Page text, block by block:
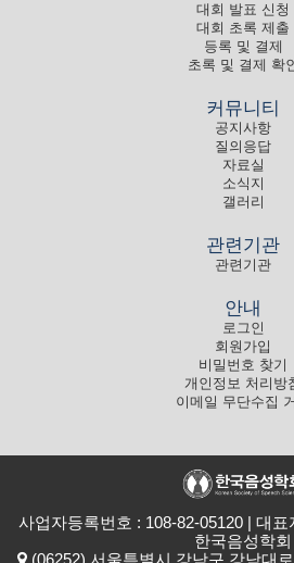
대회 발표 신청
대회 초록 제출
등록 및 결제
초록 및 결제 확
커뮤니티
공지사항
질의응답
자료실
소식지
갤러리
관련기관
관련기관
안내
로그인
회원가입
비밀번호 찾기
개인정보 처리방
이메일 무단수집
사업자등록번호 : 108-82-05120 | 대
한국음성학회